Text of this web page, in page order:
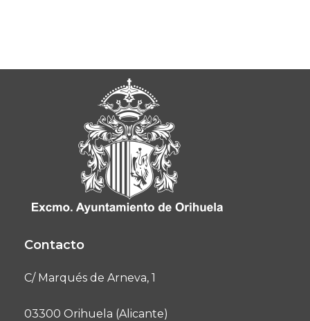
Contacto
C/ Marqués de Arneva, 1
03300 Orihuela (Alicante)